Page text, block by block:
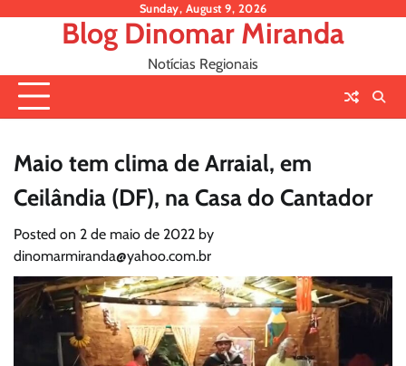
Sunday, August 9, 2026
Blog Dinomar Miranda
Notícias Regionais
Maio tem clima de Arraial, em
Ceilândia (DF), na Casa do Cantador
Posted on 2 de maio de 2022 by
dinomarmiranda@yahoo.com.br